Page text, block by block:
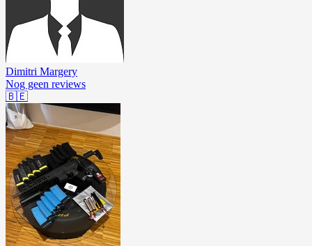
Dimitri Margery
Nog geen reviews
🇧🇪